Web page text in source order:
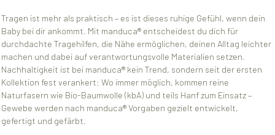
Tragen ist mehr als praktisch – es ist dieses ruhige Gefühl, wenn dein
Baby bei dir ankommt. Mit manduca® entscheidest du dich für
durchdachte Tragehilfen, die Nähe ermöglichen, deinen Alltag leichter
machen und dabei auf verantwortungsvolle Materialien setzen.
Nachhaltigkeit ist bei manduca® kein Trend, sondern seit der ersten
Kollektion fest verankert: Wo immer möglich, kommen reine
Naturfasern wie Bio-Baumwolle (kbA) und teils Hanf zum Einsatz –
Gewebe werden nach manduca® Vorgaben gezielt entwickelt,
gefertigt und gefärbt.